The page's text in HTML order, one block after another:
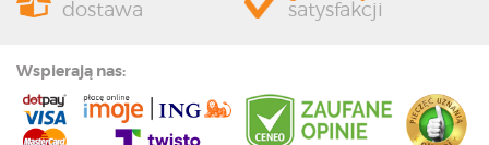
dostawa satysfakcji
Wspierają nas: